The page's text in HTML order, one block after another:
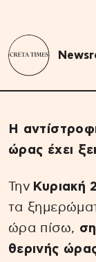
Η
ώρας έχει
Την Κυριακή
τα
ώρα πίσω,
θερινής